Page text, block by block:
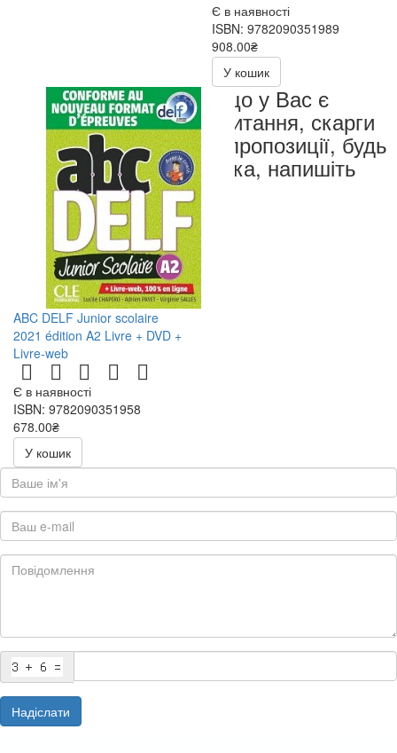
Є в наявності
ISBN: 9782090351989
908.00₴
У кошик
ABC DELF Junior scolaire
2021 édition A2 Livre + DVD +
Livre-web
Є в наявності
ISBN: 9782090351958
678.00₴
У кошик
Якщо у Вас є
запитання, скарги
чи пропозиції, будь
ласка, напишіть
Надіслати